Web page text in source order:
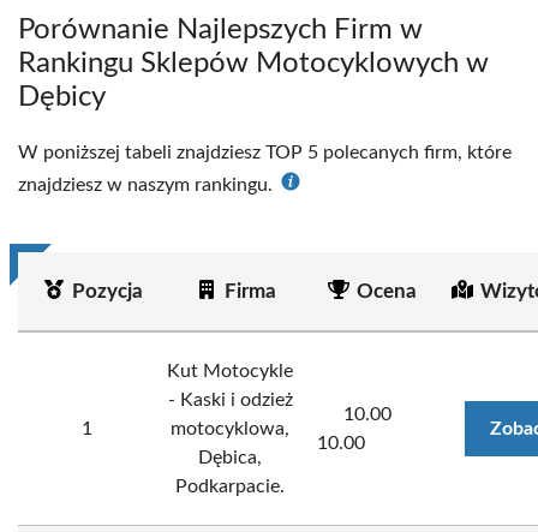
Porównanie Najlepszych Firm w
Rankingu Sklepów Motocyklowych w
Dębicy
W poniższej tabeli znajdziesz TOP 5 polecanych firm, które
znajdziesz w naszym rankingu.
Pozycja Firma Ocena
1
Kut Motocykle
- Kaski i odzież
motocyklowa,
Dębica,
Podkarpacie.
10.00
10.00